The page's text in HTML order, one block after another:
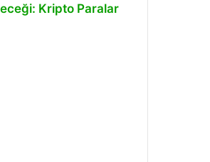
Kripto Paralar